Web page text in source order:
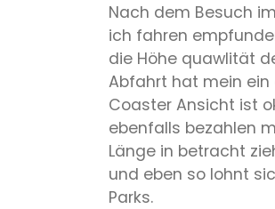
Nach dem Besuch
ich fahren
die Höhe quawlität
Abfahrt hat mein ein
Coaster Ansicht ist
ebenfalls bezahlen
Länge in betracht
und eben so lohnt
Parks.